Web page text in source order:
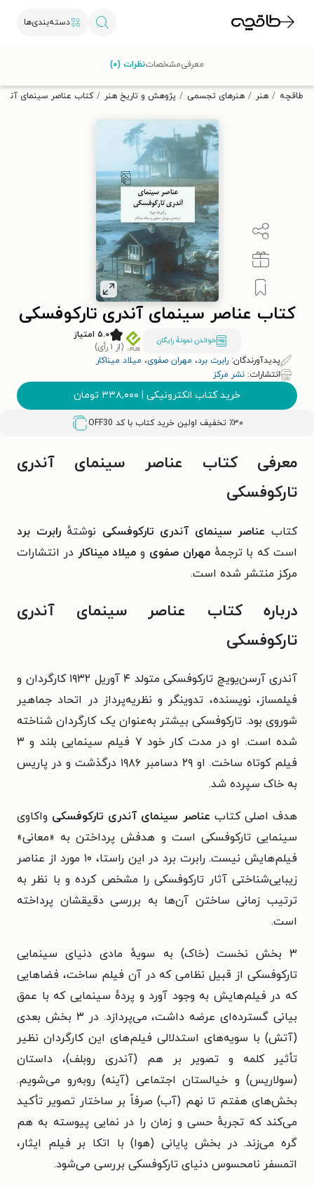
دسته‌بندی‌ها
تخفیف از طاقچه دریافت کن.
طاقچه هنر هنرهای تجسمی پژوهش و تاریخ هنر کتاب عناصر سینمای
کتاب عناصر سینمای آندری تارکوفسکی
خواندن نمونۀ رایگان
۵.۰ امتیاز
(از ۱ رأی)
پدیدآورندگان: رابرت برد، مهران صفوی، میلاد میناکار
انتشارات: نشر مرکز
خرید کتاب الکترونیکی | ۳۳۸,۰۰۰ تومان
٪۳۰ تخفیف اولین خرید کتاب با کد OFF30
معرفیمشخصاتنظرات (۰)
معرفی کتاب عناصر سینمای آندری
تارکوفسکی
کتاب عناصر سینمای آندری تارکوفسکی نوشتهٔرابرت برد
است که با ترجمهٔ مهران صفوی و میلاد میناکاردر انتشارات
مرکز منتشر شده است.
درباره کتاب عناصر سینمای آندری
تارکوفسکی
آندری آرسن‌یویچ تارکوفسکی متولد ۴ آوریل ۱۹۳۲ کارگردان و
فیلمساز، نویسنده، تدوینگر و نظریه‌پرداز در اتحاد جماهیر
شوروی بود. تارکوفسکی بیشتر به‌عنوان یک کارگردان شناخته
شده است. او در مدت کار خود ۷ فیلم سینمایی بلند و ۳
فیلم کوتاه ساخت. او ۲۹ دسامبر ۱۹۸۶ درگذشت و در پاریس
به خاک سپرده شد.
هدف اصلی کتاب عناصر سینمای آندری تارکوفسکی واکاوی
سینمایی تارکوفسکی است و هدفش پرداختن به «معانی»
فیلم‌هایش نیست. رابرت برد در این راستا، ۱۰ مورد از عناصر
زیبایی‌شناختی آثار تارکوفسکی را مشخص کرده و با نظر به
ترتیب زمانی ساختن آن‌ها به بررسی دقیقشان پرداخته
است.
۳ بخش نخست (خاک) به سویه‌ٔ مادی دنیای سینمایی
تارکوفسکی از قبیل نظامی که در آن فیلم ساخت، فضاهایی
که در فیلم‌هایش به وجود آورد و پرده‌ٔ سینمایی که با عمق
بیانی گسترده‌ای عرضه داشت، می‌پردازد. در ۳ بخش بعدی
(آتش) با سویه‌های استدلالی فیلم‌های این کارگردان نظیر
تأثیر کلمه و تصویر بر هم (آندری روبلف)،‌ داستان
(سولاریس) و خیالستان اجتماعی (آینه) روبه‌رو می‌شویم.
بخش‌های هفتم تا نهم (آب) صرفاً بر ساختار تصویر تأکید
می‌کند که تجربه‌ٔ حسی و زمان را در نمایی پیوسته به هم
گره می‌زند. در بخش پایانی (هوا) با اتکا بر فیلم ایثار،
اتمسفر نامحسوس دنیای تارکوفسکی بررسی می‌شود.